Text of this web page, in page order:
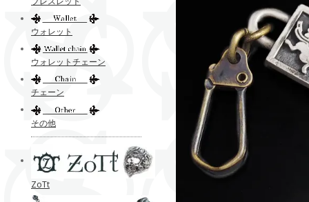
ウォレット
ウォレットチェーン
チェーン
その他
ZoTt